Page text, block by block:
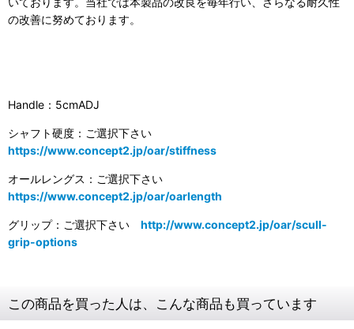
の改善に努めております。
Handle：5cmADJ
シャフト硬度：ご選択下さい
https://www.concept2.jp/oar/stiffness
オールレングス：ご選択下さい
https://www.concept2.jp/oar/oarlength
グリップ：ご選択下さい http://www.concept2.jp/oar/scull-
grip-options
この商品を買った人は、こんな商品も買っています